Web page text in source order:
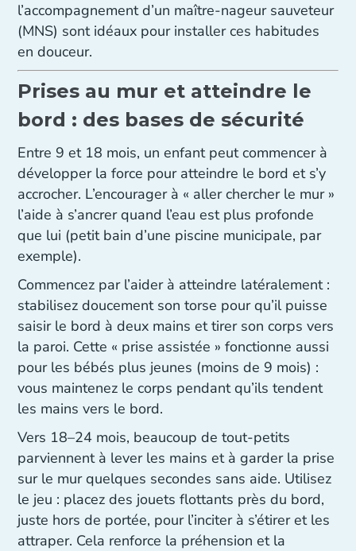
l’accompagnement d’un maître-nageur sauveteur
(MNS) sont idéaux pour installer ces habitudes
en douceur.
Prises au mur et atteindre le
bord : des bases de sécurité
Entre 9 et 18 mois, un enfant peut commencer à
développer la force pour atteindre le bord et s’y
accrocher. L’encourager à « aller chercher le mur »
l’aide à s’ancrer quand l’eau est plus profonde
que lui (petit bain d’une piscine municipale, par
exemple).
Commencez par l’aider à atteindre latéralement :
stabilisez doucement son torse pour qu’il puisse
saisir le bord à deux mains et tirer son corps vers
la paroi. Cette « prise assistée » fonctionne aussi
pour les bébés plus jeunes (moins de 9 mois) :
vous maintenez le corps pendant qu’ils tendent
les mains vers le bord.
Vers 18–24 mois, beaucoup de tout-petits
parviennent à lever les mains et à garder la prise
sur le mur quelques secondes sans aide. Utilisez
le jeu : placez des jouets flottants près du bord,
juste hors de portée, pour l’inciter à s’étirer et les
attraper. Cela renforce la préhension et la